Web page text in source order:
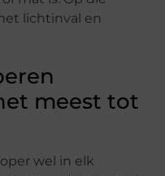
lichtinval en
meest tot
wel in elk